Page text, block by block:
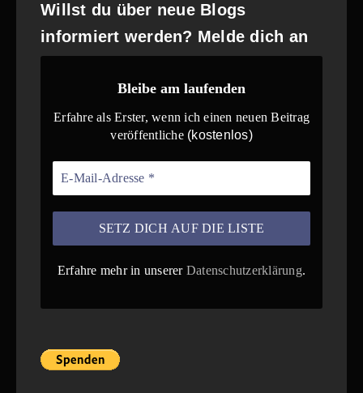
Willst du über neue Blogs
informiert werden? Melde dich an
Bleibe am laufenden
Erfahre als Erster, wenn ich einen neuen Beitrag
veröffentliche(kostenlos)
Erfahre mehr in unserer Datenschutzerklärung.